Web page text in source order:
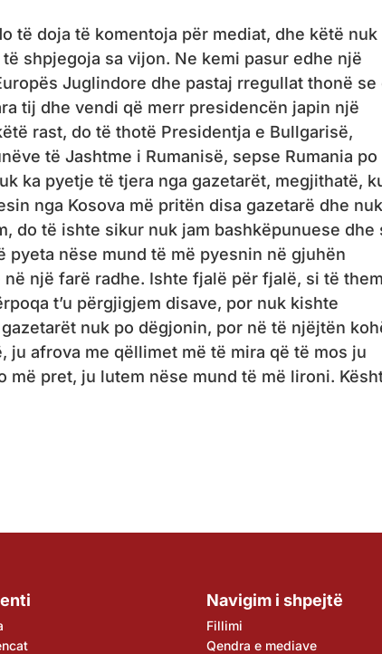
të doja të komentoja për mediat, dhe këtë nuk
shpjegoja sa vijon. Ne kemi pasur edhe një
Juglindore dhe pastaj rregullat thonë se
tij dhe vendi që merr presidencën japin një
rast, do të thotë Presidentja e Bullgarisë,
të Jashtme i Rumanisë, sepse Rumania po
ka pyetje të tjera nga gazetarët, megjithatë,
nga Kosova më pritën disa gazetarë dhe
do të ishte sikur nuk jam bashkëpunuese dhe
pyeta nëse mund të më pyesnin në gjuhën
një farë radhe. Ishte fjalë për fjalë, si të
t’u përgjigjem disave, por nuk kishte
nuk po dëgjonin, por në të njëjtën
afrova me qëllimet më të mira që të mos ju
më pret, ju lutem nëse mund të më lironi.
Navigim i shpejtë
Fillimi
Qendra e mediave